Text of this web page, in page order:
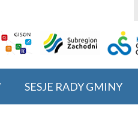
SESJE RADY GMINY